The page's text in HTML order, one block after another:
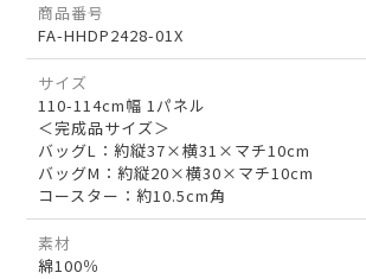
商品番号
FA-HHDP2428-01X
サイズ
110-114cm幅 1パネル
＜完成品サイズ＞
バッグL：約縦37×横31×マチ10cm
バッグM：約縦20×横30×マチ10cm
コースター：約10.5cm角
素材
綿100％